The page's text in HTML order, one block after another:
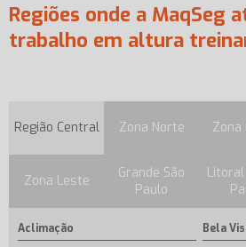
Regiões onde a MaqSeg
trabalho em altura
Região Central Zona Norte Zona
Zona Leste
Grande São
Paulo
Litoral
Aclimação Bela